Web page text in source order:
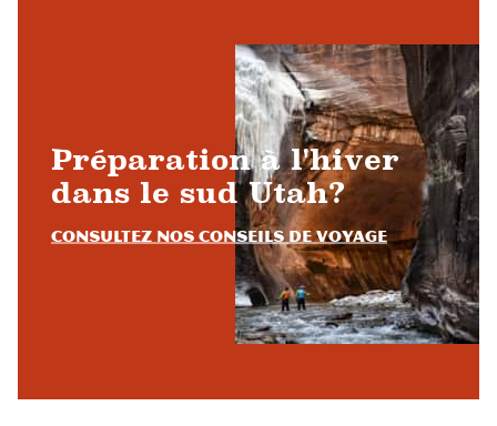
Préparation à l'hiver
dans le sud Utah?
Consultez nos conseils de voyage